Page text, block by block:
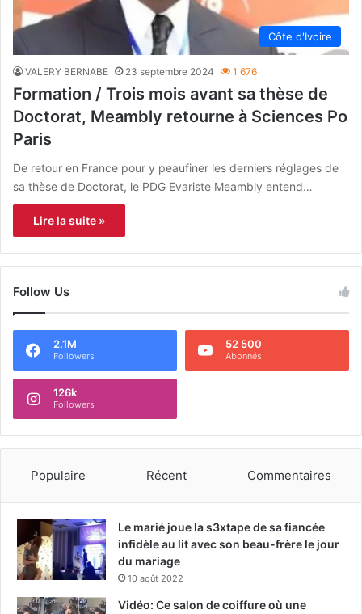
Côte d'Ivoire
VALERY BERNABE 23 septembre 2024 1 676
Formation / Trois mois avant sa thèse de
Doctorat, Meambly retourne à Sciences Po
Paris
De retour en France pour y peaufiner les derniers réglages de
sa thèse de Doctorat, le PDG Evariste Meambly entend…
Lire la suite »
Follow Us
2.1M
Followers
52 500
Abonnés
126k
Followers
Populaire Récent Commentaires
Le marié joue la s3xtape de sa fiancée
infidèle au lit avec son beau-frère le jour
du mariage
10 août 2022
Vidéo: Ce salon de coiffure où une